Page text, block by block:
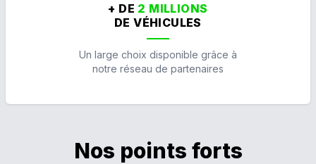
+ DE 2 MILLIONS
DE VÉHICULES
Un large choix disponible grâce à
notre réseau de partenaires
Nos points forts